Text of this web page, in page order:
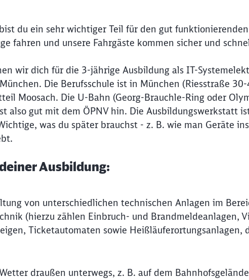
du ein sehr wichtiger Teil für den gut
fahren und unsere Fahrgäste kommen sicher und
wir dich für die 3-jährige Ausbildung als IT-
Die Berufsschule ist in München (Riesstraße
Moosach. Die U-Bahn (Georg-Brauchle-Ring oder
also gut mit dem ÖPNV hin. Die Ausbildungswerkstatt
was du später brauchst - z. B. wie man Geräte
Ausbildung:
von unterschiedlichen technischen Anlagen im
(hierzu zählen Einbruch- und Brandmeldeanlagen,
Ticketautomaten sowie Heißläuferortungsanlagen,
draußen unterwegs, z. B. auf dem